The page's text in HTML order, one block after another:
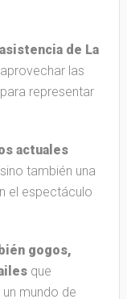
de La
las
representar
actuales
también una
el espectáculo
gogos,
que
mundo de